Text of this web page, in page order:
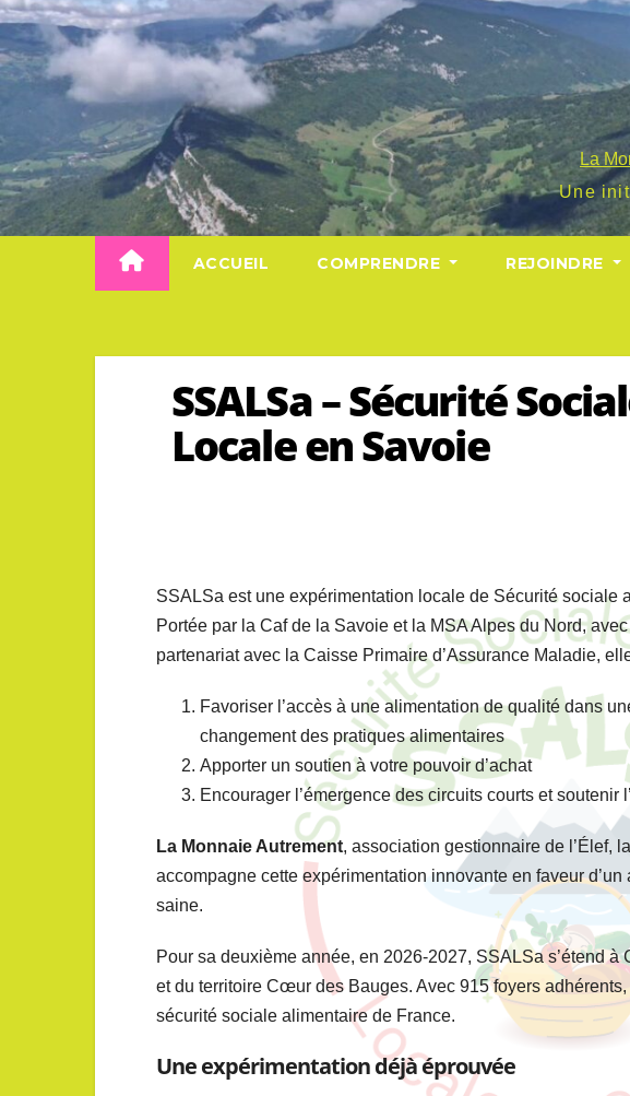
Skip
to
content
La
Une
ACCUEIL COMPRENDRE REJOINDRE
SSALSa – Sécurité
Locale en Savoie
SSALSa est une expérimentation locale de Sécurité sociale
Portée par la Caf de la Savoie et la MSA Alpes du Nord,
partenariat avec la Caisse Primaire d’Assurance Maladie,
Favoriser l’accès à une alimentation de qualité dans
changement des pratiques alimentaires
Apporter un soutien à votre pouvoir d’achat
Encourager l’émergence des circuits courts et soutenir
La Monnaie Autrement, association gestionnaire de l’Élef,
accompagne cette expérimentation innovante en faveur
saine.
Pour sa deuxième année, en 2026-2027, SSALSa s’étend
et du territoire Cœur des Bauges. Avec 915 foyers
sécurité sociale alimentaire de France.
Une expérimentation déjà éprouvée